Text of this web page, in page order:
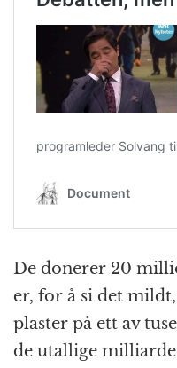
De donerer 20
er, for å si det
plaster på ett av
de utallige